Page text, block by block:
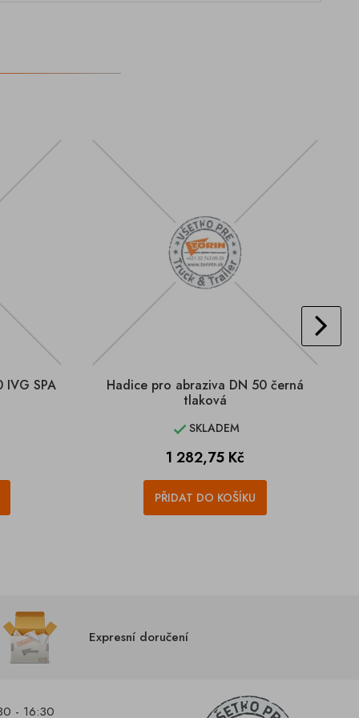
SPA
Hadice pro abraziva DN 50 černá
tlaková
SKLADEM
Cena
1 282,75 Kč
PŘIDAT DO KOŠÍKU
Expresní doručení
- 16:30